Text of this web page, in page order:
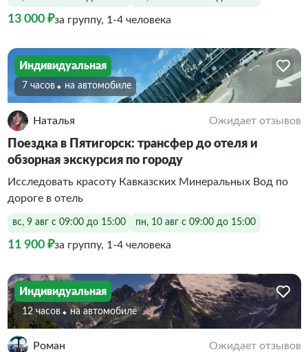
13 000 ₽за группу, 1-4 человека
Индивидуальная
7 часов На автомобиле
Наталья Ожидает отзывов
Поездка в Пятигорск: трансфер до отеля и
обзорная экскурсия по городу
Исследовать красоту Кавказских Минеральных Вод по
дороге в отель
вс, 9 авг с 09:00 до 15:00 пн, 10 авг с 09:00 до 15:00
11 900 ₽за группу, 1-4 человека
Индивидуальная
12 часов На автомобиле
Роман Ожидает отзывов